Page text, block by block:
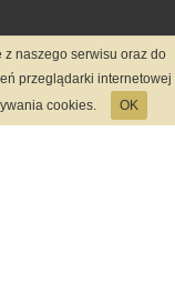
z naszego serwisu oraz do
przeglądarki internetowej
cookies.
OK